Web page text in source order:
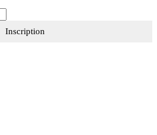
Inscription